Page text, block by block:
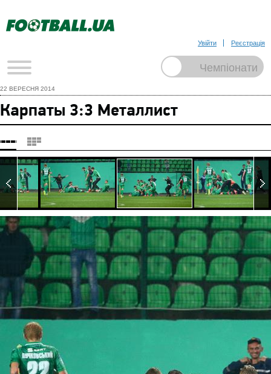
Увійти Реєстрація
22 ВЕРЕСНЯ 2014
Карпаты 3:3 Металлист